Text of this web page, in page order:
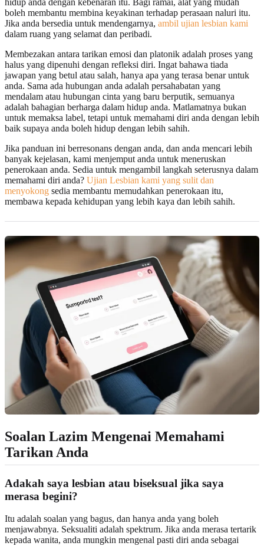
hidup anda dengan kebenaran itu. Bagi ramai, alat yang mudah
boleh membantu membina keyakinan terhadap perasaan naluri itu.
Jika anda bersedia untuk mendengarnya, ambil ujian lesbian kami
dalam ruang yang selamat dan peribadi.
Membezakan antara tarikan emosi dan platonik adalah proses yang
halus yang dipenuhi dengan refleksi diri. Ingat bahawa tiada
jawapan yang betul atau salah, hanya apa yang terasa benar untuk
anda. Sama ada hubungan anda adalah persahabatan yang
mendalam atau hubungan cinta yang baru berputik, semuanya
adalah bahagian berharga dalam hidup anda. Matlamatnya bukan
untuk memaksa label, tetapi untuk memahami diri anda dengan lebih
baik supaya anda boleh hidup dengan lebih sahih.
Jika panduan ini berresonans dengan anda, dan anda mencari lebih
banyak kejelasan, kami menjemput anda untuk meneruskan
penerokaan anda. Sedia untuk mengambil langkah seterusnya dalam
memahami diri anda? Ujian Lesbian kami yang sulit dan
menyokong sedia membantu memudahkan penerokaan itu,
membawa kepada kehidupan yang lebih kaya dan lebih sahih.
Soalan Lazim Mengenai Memahami
Tarikan Anda
Adakah saya lesbian atau biseksual jika saya
merasa begini?
Itu adalah soalan yang bagus, dan hanya anda yang boleh
menjawabnya. Seksualiti adalah spektrum. Jika anda merasa tertarik
kepada wanita, anda mungkin mengenal pasti diri anda sebagai